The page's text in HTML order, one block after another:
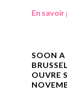
En savoir
SOON A
OUVRE